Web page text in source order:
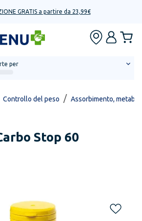
GRATIS a partire da 23,99€
per
Controllo del peso / Assorbimento,
Stop 60